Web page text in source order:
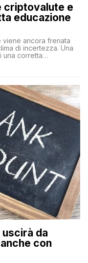
criptovalute e
educazione
viene ancora frenata
di incertezza. Una
una corretta
una larga parte della
uscirà da
con